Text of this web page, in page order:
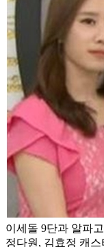
이세돌 9단과 알파
정다원, 김효정 캐